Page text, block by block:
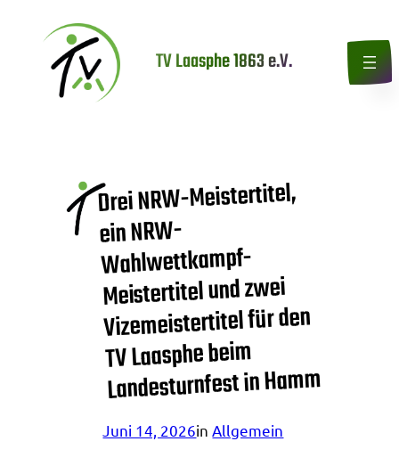
Inhalt
springen
TV Laasphe 1863 e.V.
Drei NRW-Meistertitel,
ein NRW-
Wahlwettkampf-
Meistertitel und zwei
Vizemeistertitel für den
TV Laasphe beim
Landesturnfest in Hamm
Juni 14, 2026in Allgemein